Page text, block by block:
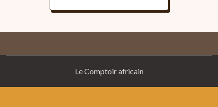
Le Comptoir africain